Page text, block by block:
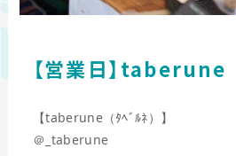
【営業日】taberune
【taberune（ﾀﾍﾞﾙﾈ）】
＠_taberune